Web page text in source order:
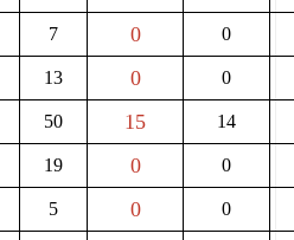
7 0 0
13 0 0
50 15 14
19 0 0
5 0 0